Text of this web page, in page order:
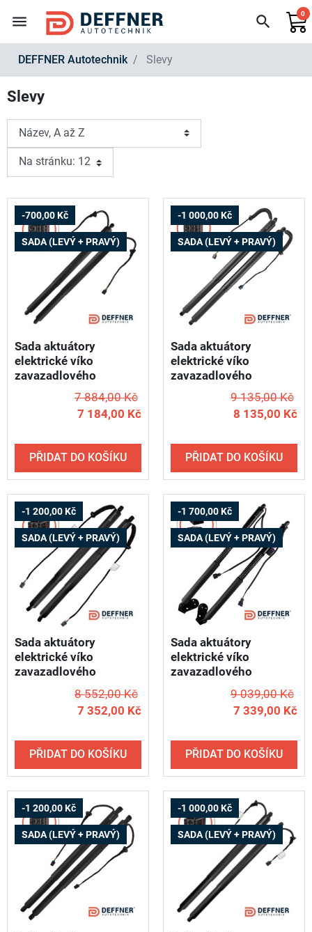
menu search 0
DEFFNER Autotechnik Slevy
Slevy
-700,00 Kč
SADA (LEVÝ + PRAVÝ)
Sada aktuátory
elektrické víko
zavazadlového
prostoru ALFA ROMEO
Stelvio / 2017-2025 -
DEFFNER T20 (levý +
7 884,00 Kč
7 184,00 Kč
PŘIDAT DO KOŠÍKU
-1 000,00 Kč
SADA (LEVÝ + PRAVÝ)
Sada aktuátory
elektrické víko
zavazadlového
prostoru AUDI A3
Sportback / 2020 -
2021 DEFFNER U12
9 135,00 Kč
8 135,00 Kč
PŘIDAT DO KOŠÍKU
-1 200,00 Kč
SADA (LEVÝ + PRAVÝ)
Sada aktuátory
elektrické víko
zavazadlového
prostoru AUDI A5 /
2016-2024 - DEFFNER
T12 (levý + pravý)
8 552,00 Kč
7 352,00 Kč
PŘIDAT DO KOŠÍKU
-1 700,00 Kč
SADA (LEVÝ + PRAVÝ)
Sada aktuátory
elektrické víko
zavazadlového
prostoru AUDI A7 /
2011-2017 - DEFFNER
T99 (levý + pravý)
9 039,00 Kč
7 339,00 Kč
PŘIDAT DO KOŠÍKU
-1 200,00 Kč
SADA (LEVÝ + PRAVÝ)
-1 000,00 Kč
SADA (LEVÝ + PRAVÝ)